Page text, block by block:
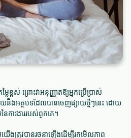
ខ្ពស់ ព្រោះវាអនុញ្ញាតឱ្យអ្នកប្រើប្រាស់
ងអត្ថបទដែលបានចេញផ្សាយថ្មីៗនេះ ដោយ
ៃការងាររបស់ពួកគេ។
ើងត្រូវបានរចនាឡើងដើម្បីរកមើលភាព